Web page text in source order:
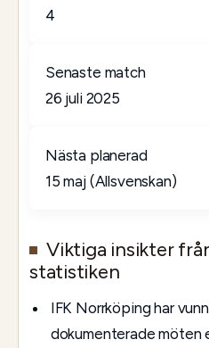
4
Senaste match
26 juli 2025
Nästa planerad
15 maj (Allsvenskan)
Viktiga insikter
statistiken
IFK Norrköping har
dokumenterade möten